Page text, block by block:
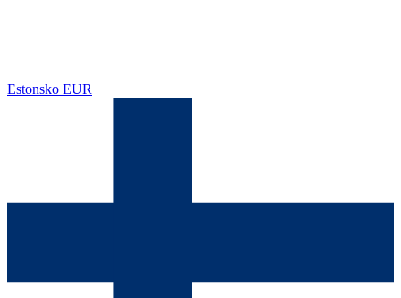
Estonsko EUR